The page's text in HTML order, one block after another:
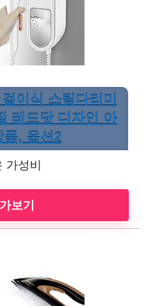
이식 스팀다리미
레드닷 디자인 아
품, 옵션2
가성비
보기